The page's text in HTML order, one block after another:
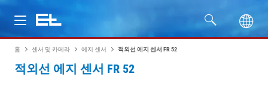
제품
홈 센서 및 카메라 에지 센서 적외선 에지 센서 FR 52
적외선 에지 센서 FR 52